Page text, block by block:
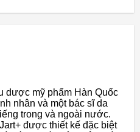
dược mỹ phẩm Hàn Quốc
nhân và một bác sĩ da
trong và ngoài nước.
được thiết kế đặc biệt